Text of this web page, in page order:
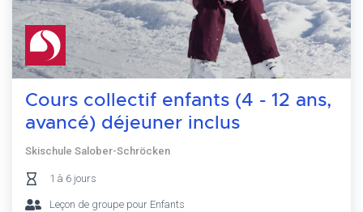
Cours collectif enfants (4 - 12 ans,
avancé) déjeuner inclus
Skischule Salober-Schröcken
1 à 6 jours
Leçon de groupe pour Enfants